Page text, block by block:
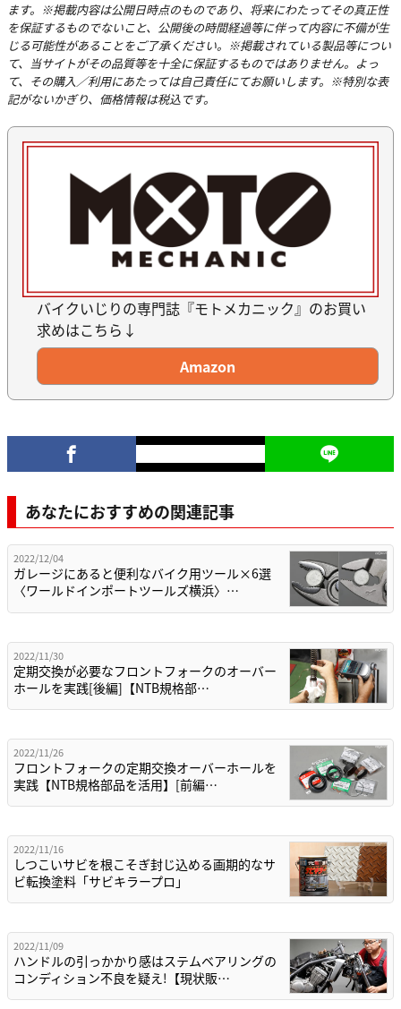
ます。※掲載内容は公開日時点のものであり、将来にわたってその真正性
を保証するものでないこと、公開後の時間経過等に伴って内容に不備が生
じる可能性があることをご了承ください。※掲載されている製品等につい
て、当サイトがその品質等を十全に保証するものではありません。よっ
て、その購入／利用にあたっては自己責任にてお願いします。※特別な表
記がないかぎり、価格情報は税込です。
バイクいじりの専門誌『モトメカニック』のお買い
求めはこちら↓
Amazon
あなたにおすすめの関連記事
2022/12/04
ガレージにあると便利なバイク用ツール×6選
〈ワールドインポートツールズ横浜〉…
2022/11/30
定期交換が必要なフロントフォークのオーバー
ホールを実践[後編]【NTB規格部…
2022/11/26
フロントフォークの定期交換オーバーホールを
実践【NTB規格部品を活用】[前編…
2022/11/16
しつこいサビを根こそぎ封じ込める画期的なサ
ビ転換塗料「サビキラープロ」
2022/11/09
ハンドルの引っかかり感はステムベアリングの
コンディション不良を疑え!【現状販…